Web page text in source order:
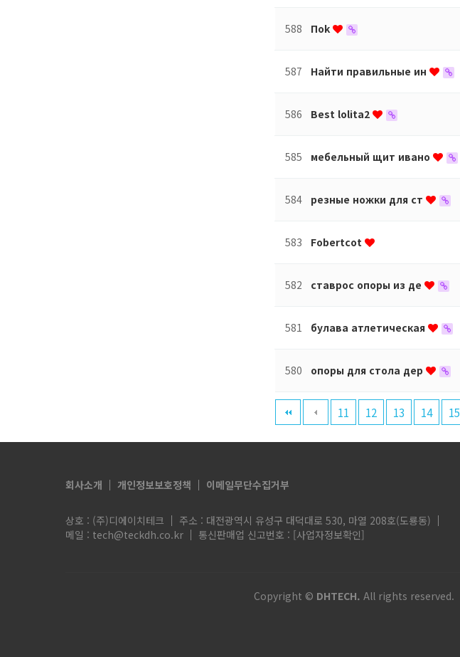
588 Поk
587 Найти правильные ин
586 Best lolita2
585 мебельный щит ивано
584 резные ножки для ст
583 Fobertcot
582 ставрос опоры из де
581 булава атлетическая
580 опоры для стола дер
11 12 13 14 15
맨끝
회사소개 개인정보보호정책 이메일무단수집거부
상호 : (주)디에이치테크
주소 : 대전광역시 유성구 대덕대로 530, 마열 208호(도룡동)
메일 : tech@teckdh.co.kr
통신판매업 신고번호 : [사업자정보확인]
Copyright © DHTECH. All rights reserved.